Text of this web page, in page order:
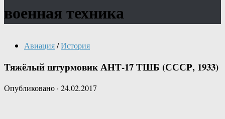
военная техника
Авиация/История
Тяжёлый штурмовик АНТ-17 ТШБ (СССР, 1933)
Опубликовано · 24.02.2017